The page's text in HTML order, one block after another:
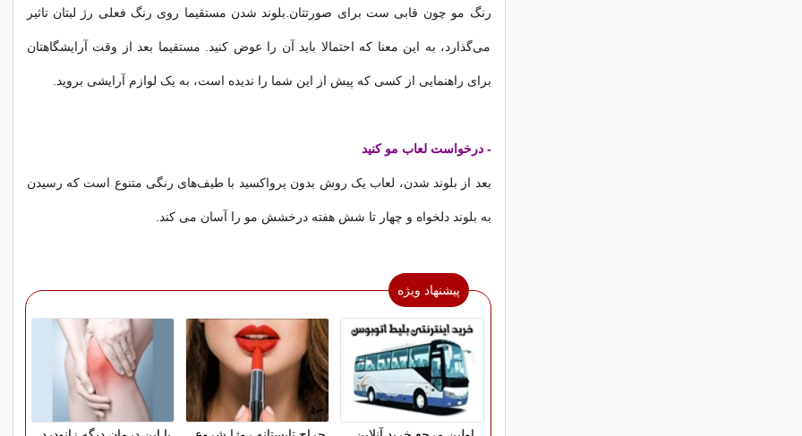
رنگ مو چون قابی ست برای صورتتان.بلوند شدن مستقیما روی رنگ فعلی رژ لبتان تاثیر
می‌گذارد، به این معنا که احتمالا باید آن را عوض کنید. مستقیما بعد از وقت آرایشگاهتان
برای راهنمایی از کسی که پیش از این شما را ندیده است، به یک لوازم آرایشی بروید.
- درخواست لعاب مو کنید
بعد از بلوند شدن، لعاب یک روش بدون پرواکسید با طیف‌های رنگی متنوع است که رسیدن
به بلوند دلخواه و چهار تا شش هفته درخشش مو را آسان می کند.
پیشنهاد ویژه